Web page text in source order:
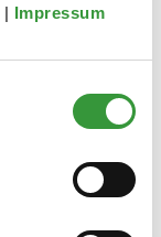
| Impressum